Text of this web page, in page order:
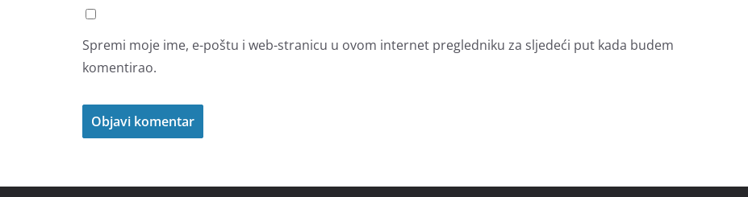
Spremi moje ime, e-poštu i web-stranicu u ovom internet pregledniku za sljedeći put kada budem
komentirao.